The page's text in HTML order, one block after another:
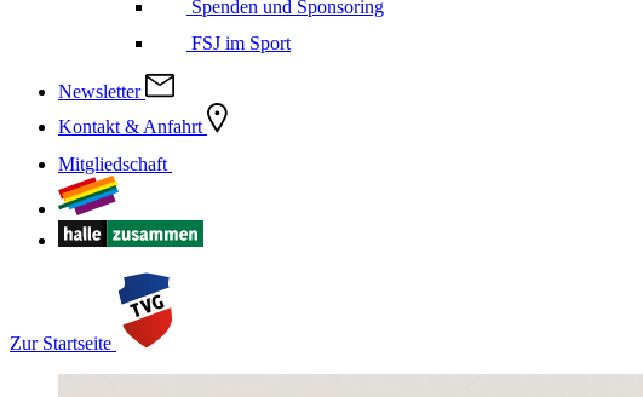
Spenden und Sponsoring
FSJ im Sport
Newsletter
Kontakt & Anfahrt
Mitgliedschaft
Zur Startseite